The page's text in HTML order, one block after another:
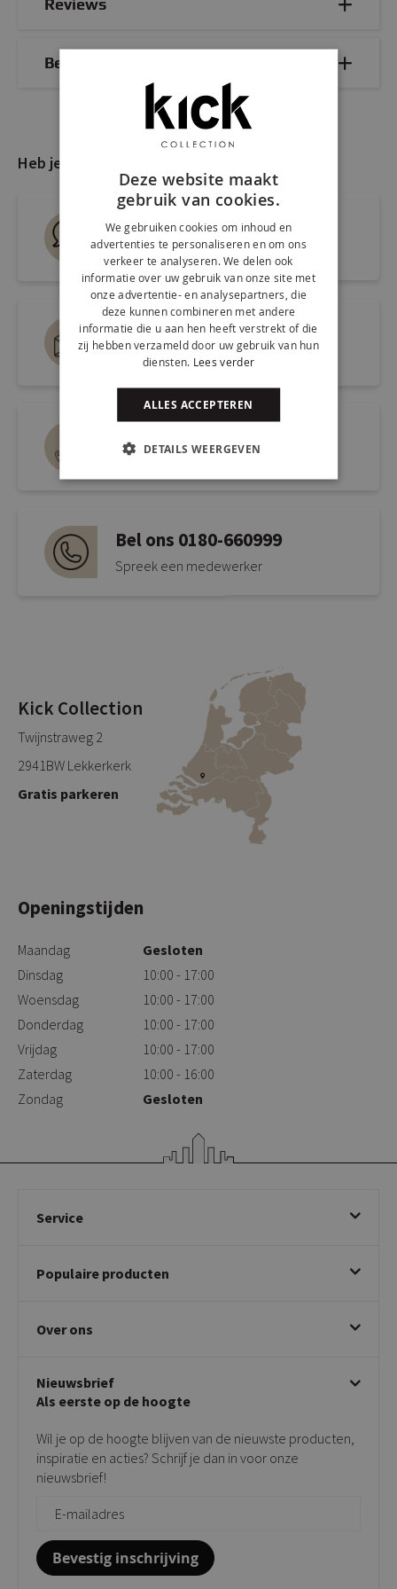
Reviews
Bezorg- & retourinformatie
Heb je nog vragen?
Live chat
Snel antwoord op je vraag
Mail ons via
info@kickcollection.nl
Open link naar Google Maps
Bel ons 0180-660999
Spreek een medewerker
Kick Collection
Twijnstraweg 2
2941BW Lekkerkerk
Gratis parkeren
Openingstijden
Maandag
Gesloten
Dinsdag
10:00 - 17:00
Woensdag
10:00 - 17:00
Donderdag
10:00 - 17:00
Vrijdag
10:00 - 17:00
Zaterdag
10:00 - 16:00
Zondag
Gesloten
Service
Betalen & annuleren
Klachtafhandeling
Privacy policy
Populaire producten
Draaibare eetkamerstoelen
Taupe stoelen
Tuinstoelen
Bijzettafels
Over ons
Showroom
Contact
Onderhoudsproducten
Vloerbescherming
Giftcards
Nieuwsbrief
Als eerste op de hoogte
Wil je op de hoogte blijven van de nieuwste producten,
inspiratie en acties? Schrijf je dan in voor onze
nieuwsbrief!
Bevestig inschrijving
Deze website maakt
gebruik van cookies.
We gebruiken cookies om inhoud en
advertenties te personaliseren en om ons
verkeer te analyseren. We delen ook
informatie over uw gebruik van onze site met
onze advertentie- en analysepartners, die
deze kunnen combineren met andere
informatie die u aan hen heeft verstrekt of die
zij hebben verzameld door uw gebruik van hun
diensten. Lees verder
ALLES ACCEPTEREN
DETAILS WEERGEVEN